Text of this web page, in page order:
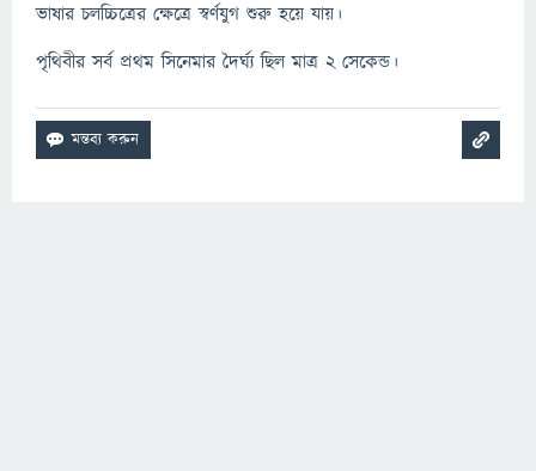
ভাষার চলচ্চিত্রের ক্ষেত্রে স্বর্ণযুগ শুরু হয়ে যায়।
পৃথিবীর সর্ব প্রথম সিনেমার দৈর্ঘ্য ছিল মাত্র ২ সেকেন্ড।